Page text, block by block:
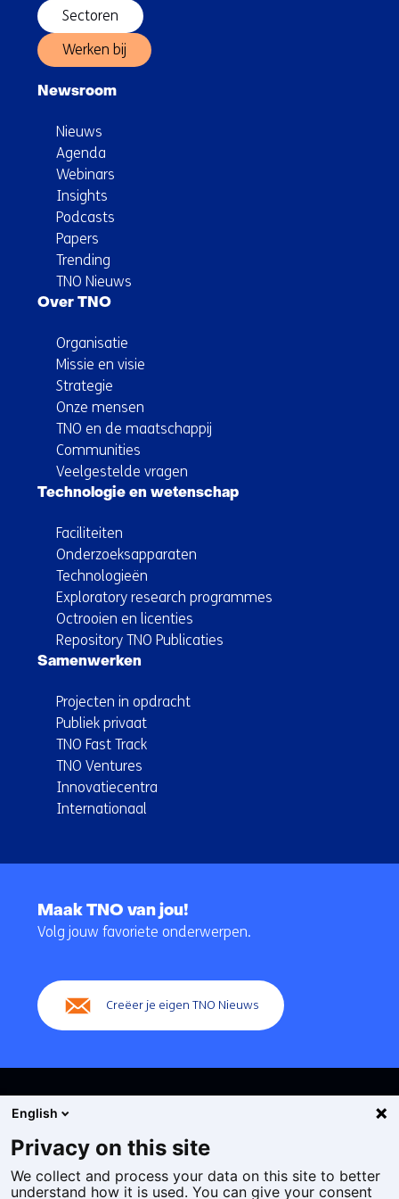
Sectoren
Werken bij
Newsroom
Nieuws
Agenda
Webinars
Insights
Podcasts
Papers
Trending
TNO Nieuws
Over TNO
Organisatie
Missie en visie
Strategie
Onze mensen
TNO en de maatschappij
Communities
Veelgestelde vragen
Technologie en wetenschap
Faciliteiten
Onderzoeksapparaten
Technologieën
Exploratory research programmes
Octrooien en licenties
Repository TNO Publicaties
Samenwerken
Projecten in opdracht
Publiek privaat
TNO Fast Track
TNO Ventures
Innovatiecentra
Internationaal
navigatie
Maak TNO van jou!
Volg jouw favoriete onderwerpen.
Creëer je eigen TNO Nieuws
Cookies
English
Privacy on this site
We collect and process your data on this site to better
understand how it is used. You can give your consent